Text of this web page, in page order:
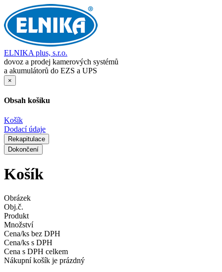
ELNIKA plus, s.r.o.
dovoz a prodej kamerových systémů
a akumulátorů do EZS a UPS
×
Obsah košíku
Košík
Dodací údaje
Rekapitulace
Dokončení
Košík
Obrázek
Obj.č.
Produkt
Množství
Cena/ks bez DPH
Cena/ks s DPH
Cena s DPH celkem
Nákupní košík je prázdný